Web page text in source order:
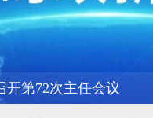
第72次主任会议